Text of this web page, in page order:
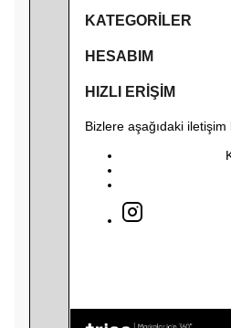
KATEGORİLER
HESABIM
HIZLI ERİŞİM
Bizlere aşağıdaki